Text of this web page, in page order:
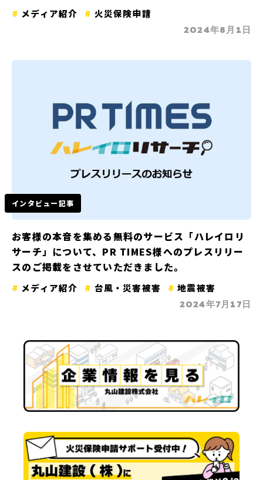
メディア紹介 火災保険申請
2024年8月1日
インタビュー記事
お客様の本音を集める無料のサービス「ハレイロリ
サーチ」について、PR TIMES様へのプレスリリー
スのご掲載をさせていただきました。
メディア紹介 台風・災害被害 地震被害
2024年7月17日